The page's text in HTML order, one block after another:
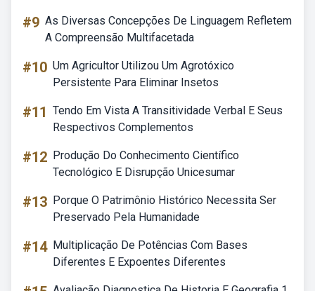
#9 As Diversas Concepções De Linguagem Refletem
A Compreensão Multifacetada
#10 Um Agricultor Utilizou Um Agrotóxico
Persistente Para Eliminar Insetos
#11 Tendo Em Vista A Transitividade Verbal E Seus
Respectivos Complementos
#12 Produção Do Conhecimento Científico
Tecnológico E Disrupção Unicesumar
#13 Porque O Patrimônio Histórico Necessita Ser
Preservado Pela Humanidade
#14 Multiplicação De Potências Com Bases
Diferentes E Expoentes Diferentes